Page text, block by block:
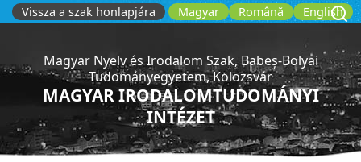
Ugrás
a
Magyar Română English
Vissza a szak honlapjára
Magyar Nyelv és Irodalom Szak, Babeș-Bolyai
Tudományegyetem, Kolozsvár
MAGYAR IRODALOMTUDOMÁNYI
INTÉZET